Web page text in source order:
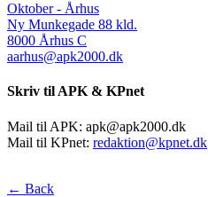
Oktober - Århus
Ny Munkegade 88 kld.
8000 Århus C
aarhus@apk2000.dk
Skriv til APK & KPnet
Mail til APK: apk@apk2000.dk
Mail til KPnet: redaktion@kpnet.dk
← Back